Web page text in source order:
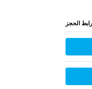
رابط الحجز